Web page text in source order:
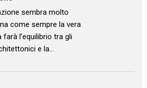
sembra molto
come sempre la vera
l’equilibrio tra gli
e la…